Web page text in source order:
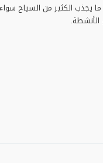
يجذب الكثير من السياح